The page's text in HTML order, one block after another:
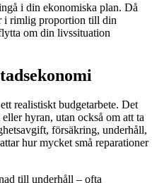
i din ekonomiska plan. Då
i rimlig proportion till din
om din livssituation
realistiskt budgetarbete. Det
hyran, utan också om att ta
försäkring, underhåll,
hur mycket små reparationer
till underhåll – ofta